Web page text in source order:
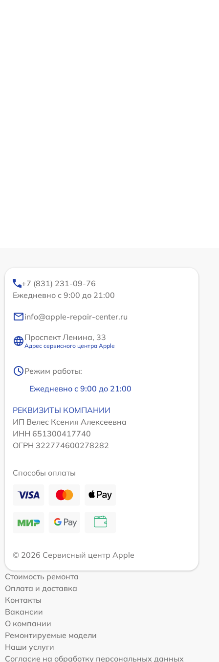
+7 (831) 231-09-76
Ежедневно с 9:00 до 21:00
info@apple-repair-center.ru
Проспект Ленина, 33
Адрес сервисного центра Apple
Режим работы:
Ежедневно с 9:00 до 21:00
РЕКВИЗИТЫ КОМПАНИИ
ИП Велес Ксения Алексеевна
ИНН 651300417740
ОГРН 322774600278282
Способы оплаты
© 2026 Сервисный центр Apple
Стоимость ремонта
Оплата и доставка
Контакты
Вакансии
О компании
Ремонтируемые модели
Наши услуги
Согласие на обработку персональных данных